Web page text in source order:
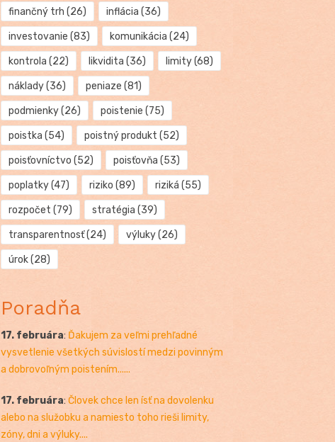
finančný trh (26) inflácia (36)
investovanie (83) komunikácia (24)
kontrola (22) likvidita (36) limity(68)
náklady(36) peniaze (81)
podmienky(26) poistenie (75)
poistka (54) poistný produkt (52)
poisťovníctvo (52) poisťovňa (53)
poplatky(47) riziko (89) riziká (55)
rozpočet (79) stratégia (39)
transparentnosť(24) výluky(26)
úrok(28)
Poradňa
17. februára: Ďakujem za veľmi prehľadné
vysvetlenie všetkých súvislostí medzi povinným
a dobrovoľným poistením......
17. februára: Človek chce len ísť na dovolenku
alebo na služobku a namiesto toho rieši limity,
zóny, dni a výluky....